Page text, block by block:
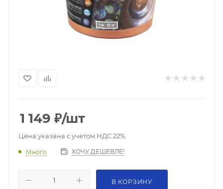
1 149 ₽/шт
Цена указана с учетом НДС 22%
Много ХОЧУ ДЕШЕВЛЕ!
В КОРЗИНУ